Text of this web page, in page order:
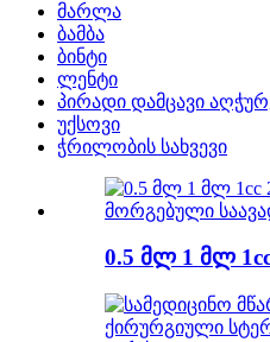
მარლა
ბამბა
ბინტი
ლენტი
პირადი დამცავი
უქსოვი
ჭრილობის სახვევი
0.5 მლ 1 მლ 1cc